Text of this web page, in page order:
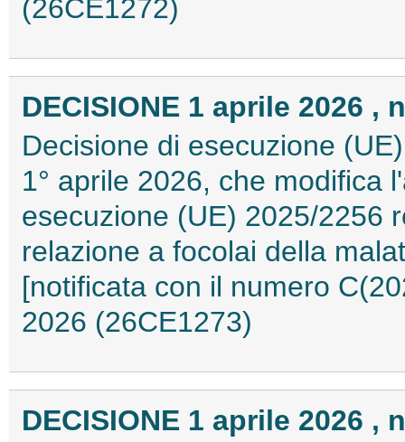
(26CE1272)
DECISIONE 1 aprile 2026 ,
Decisione di esecuzione
1° aprile 2026, che modifica
esecuzione (UE) 2025/2256
relazione a focolai della
[notificata con il numero
2026 (26CE1273)
DECISIONE 1 aprile 2026 ,